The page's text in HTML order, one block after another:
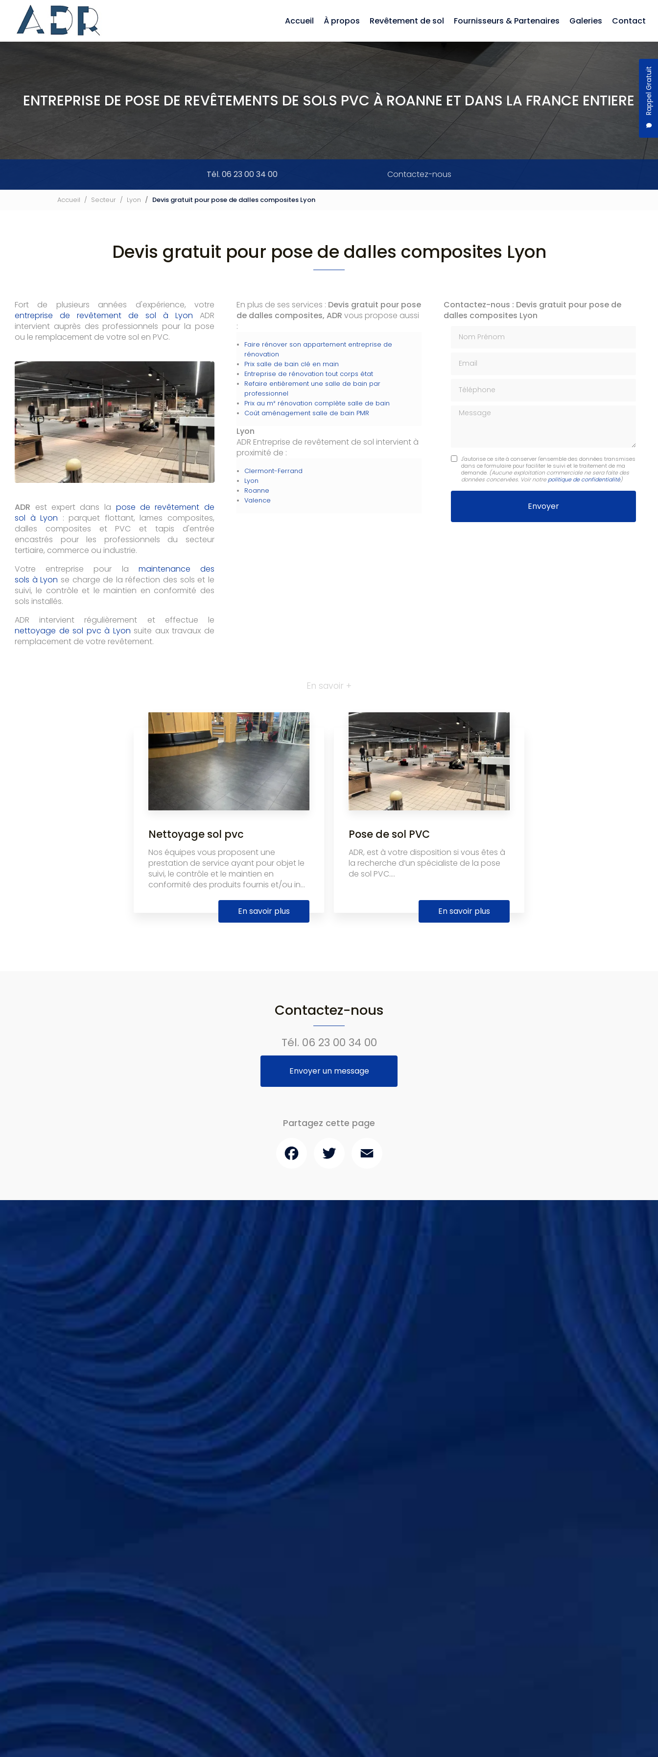
contenu
principal
Rappel Gratuit
Accueil
À propos Revêtement de sol Fournisseurs & Partenaires Galeries Contact
ENTREPRISE DE POSE DE REVÊTEMENTS DE SOLS PVC À ROANNE ET DANS LA FRANCE ENTIERE
Tél. 06 23 00 34 00 Contactez-nous
Accueil Secteur Lyon Devis gratuit pour pose de dalles composites Lyon
Devis gratuit pour pose de dalles composites Lyon
Fort de plusieurs années d'expérience, votre
entreprise de revêtement de sol à Lyon ADR
intervient auprès des professionnels pour la pose
ou le remplacement de votre sol en PVC.
ADR est expert dans la pose de revêtement de
sol à Lyon : parquet flottant, lames composites,
dalles composites et PVC et tapis d'entrée
encastrés pour les professionnels du secteur
tertiaire, commerce ou industrie.
Votre entreprise pour la maintenance des
sols à Lyon se charge de la réfection des sols et le
suivi, le contrôle et le maintien en conformité des
sols installés.
ADR intervient régulièrement et effectue le
nettoyage de sol pvc à Lyon suite aux travaux de
remplacement de votre revêtement.
En plus de ses services : Devis gratuit pour pose
de dalles composites, ADR vous propose aussi
:
Faire rénover son appartement entreprise de
rénovation
Prix salle de bain clé en main
Entreprise de rénovation tout corps état
Refaire entièrement une salle de bain par
professionnel
Prix au m² rénovation complète salle de bain
Coût aménagement salle de bain PMR
Lyon
ADR Entreprise de revêtement de sol intervient à
proximité de :
Clermont-Ferrand
Lyon
Roanne
Valence
Contactez-nous : Devis gratuit pour pose de
dalles composites Lyon
Message
J'autorise ce site à conserver l'ensemble des données transmises
dans ce formulaire pour faciliter le suivi et le traitement de ma
demande. (Aucune exploitation commerciale ne sera faite des
données concervées. Voir notre politique de confidentialité)
En savoir +
Nettoyage sol pvc
Nos équipes vous proposent une
prestation de service ayant pour objet le
suivi, le contrôle et le maintien en
conformité des produits fournis et/ou in...
En savoir plus
Pose de sol PVC
ADR, est à votre disposition si vous êtes à
la recherche d’un spécialiste de la pose
de sol PVC....
En savoir plus
Contactez-nous
Tél. 06 23 00 34 00
Envoyer un message
Partagez cette page